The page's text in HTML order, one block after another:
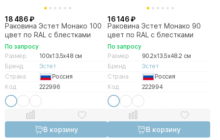
18 486 ₽
Раковина Эстет Монако 100
цвет по RAL с блестками
По запросу
Размер
100x13.5x48 см
Бренд
Эстет
Страна
Россия
Код
222996
В корзину
16 146 ₽
Раковина Эстет Монако 90
цвет по RAL с блестками
По запросу
Размер
90.2x13.5x48.2 см
Бренд
Эстет
Страна
Россия
Код
222994
В корзину